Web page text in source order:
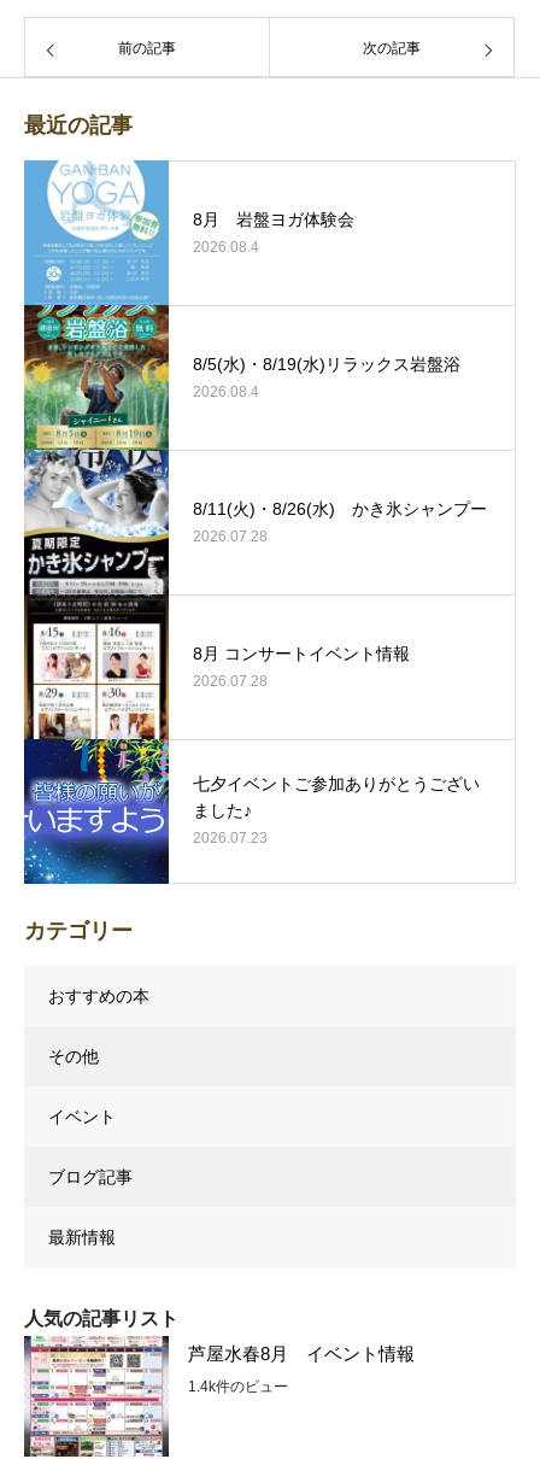
前の記事 次の記事
最近の記事
8月 岩盤ヨガ体験会
2026.08.4
8/5(水)・8/19(水)リラックス岩盤浴
2026.08.4
8/11(火)・8/26(水) かき氷シャンプー
2026.07.28
8月 コンサートイベント情報
2026.07.28
七夕イベントご参加ありがとうござい
ました♪
2026.07.23
カテゴリー
おすすめの本
その他
イベント
ブログ記事
最新情報
人気の記事リスト
芦屋水春8月 イベント情報
1.4k件のビュー